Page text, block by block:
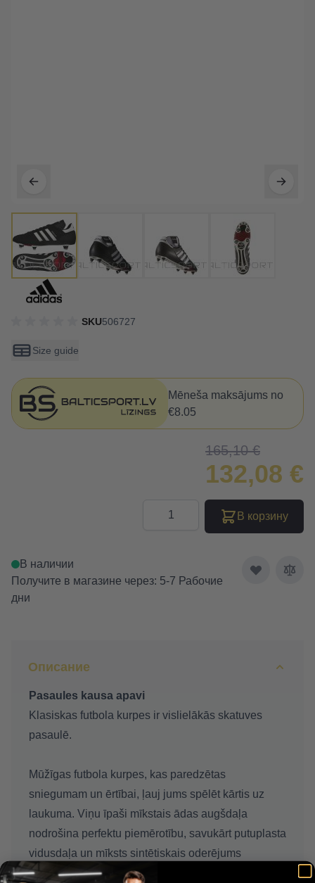
SKU506727
Size guide
Mēneša maksājums no
€8.05
165,10 €
132,08 €
В корзину
В наличии
Получите в магазине через: 5-7 Рабочие
дни
Описание
Pasaules kausa apavi
Klasiskas futbola kurpes ir vislielākās skatuves
pasaulē.
Mūžīgas futbola kurpes, kas paredzētas
sniegumam un ērtībai, ļauj jums spēlēt kārtis uz
laukuma. Viņu īpaši mīkstais ādas augšdaļa
nodrošina perfektu piemērotību, savukārt putuplasta
vidusdaļa un mīksts sintētiskais oderējums
nodrošina komfortu un palīdz koncentrēties spēlei.